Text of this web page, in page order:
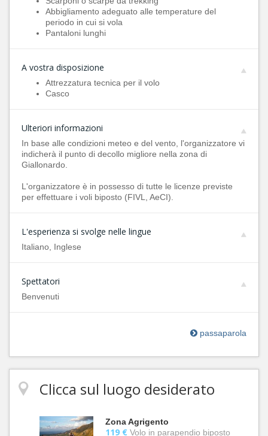
Abbigliamento adeguato alle temperature del
periodo in cui si vola
Pantaloni lunghi
A vostra disposizione
Attrezzatura tecnica per il volo
Casco
Ulteriori informazioni
In base alle condizioni meteo e del vento, l'organizzatore vi
indicherà il punto di decollo migliore nella zona di
Giallonardo.
L'organizzatore è in possesso di tutte le licenze previste
per effettuare i voli biposto (FIVL, AeCI).
L'esperienza si svolge nelle lingue
Italiano, Inglese
Spettatori
Benvenuti
passaparola
Clicca sul luogo desiderato
Zona Agrigento
119 € Volo in parapendio biposto